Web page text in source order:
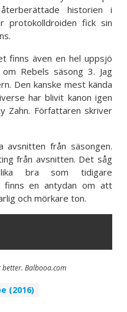
historien i
protokolldroiden fick sin
finns även en hel uppsjö
Rebels säsong 3. Jag
Den kanske mest kända
har blivit kanon igen
Zahn. Författaren skriver
från säsongen.
från avsnitten. Det såg
bra som tidigare
finns en antydan om att
och mörkare ton.
Balbooa.com
(2016)